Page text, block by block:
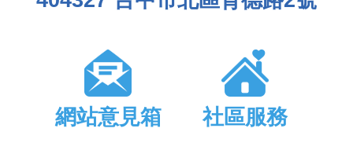
網站意見箱 社區服務